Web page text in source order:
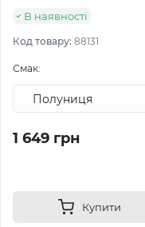
В наявності
Код товару: 88131
Смак:
1 649 грн
Купити